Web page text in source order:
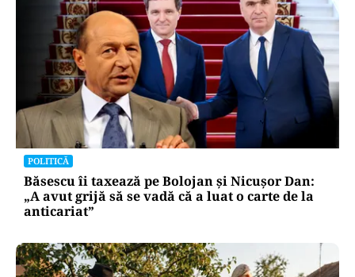
POLITICĂ
Băsescu îi taxează pe Bolojan și Nicușor Dan:
„A avut grijă să se vadă că a luat o carte de la
anticariat”